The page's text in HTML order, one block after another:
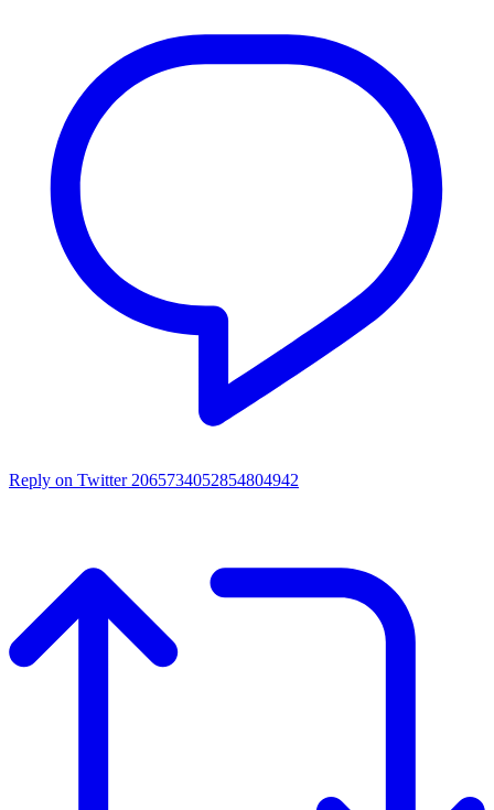
Reply on Twitter 2065734052854804942